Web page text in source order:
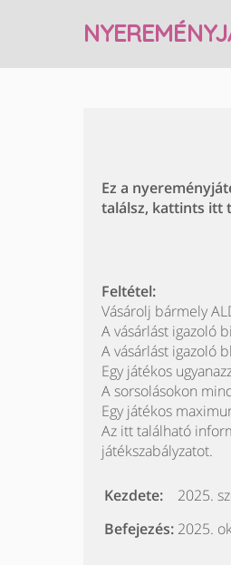
Ez a
találsz, kattints itt
Feltétel:
Vásárolj bármely
A vásárlást igazoló
A vásárlást igazoló
Egy játékos
A sorsolásokon
Egy játékos
Az itt található
játékszabályzatot.
Kezdete:
2025.
Befejezés: 2025.